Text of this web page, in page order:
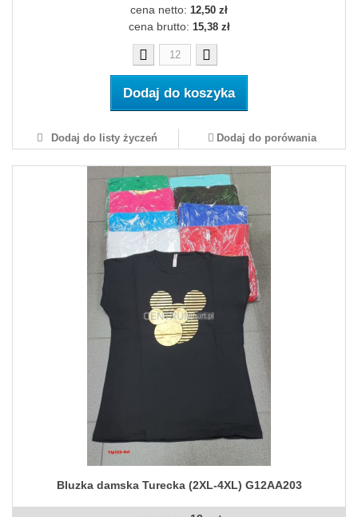
cena netto: 12,50 zł
cena brutto: 15,38 zł
Dodaj do koszyka
Dodaj do listy życzeń Dodaj do porówania
Bluzka damska Turecka (2XL-4XL) G12AA203